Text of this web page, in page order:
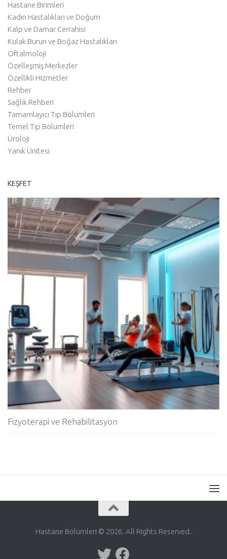
Hastane Birimleri
Kadın Hastalıkları ve Doğum
Kalp ve Damar Cerrahisi
Kulak Burun ve Boğaz Hastalıkları
Oftalmoloji
Özelleşmiş Merkezler
Özellikli Hizmetler
Rehber
Sağlık Rehberi
Tamamlayıcı Tıp Bölümleri
Temel Tıp Bölümleri
Üroloji
Yanık Ünitesi
KEŞFET
Fizyoterapi ve Rehabilitasyon
Hastane Bölümleri © 2026. All Rights Reserved.